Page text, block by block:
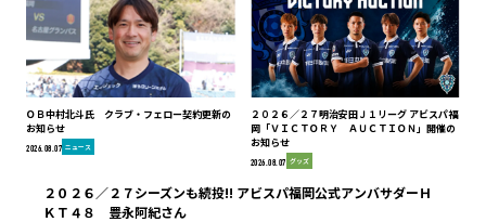
ＯＢ中村北斗氏 クラブ・フェロー契約更新の
お知らせ
2026.08.07 ニュース
２０２６／２７明治安田Ｊ１リーグ アビスパ福
岡「ＶＩＣＴＯＲＹ ＡＵＣＴＩＯＮ」開催の
お知らせ
2026.08.07 グッズ
２０２６／２７シーズンも続投!! アビスパ福岡公式アンバサダーＨ
ＫＴ４８ 豊永阿紀さん